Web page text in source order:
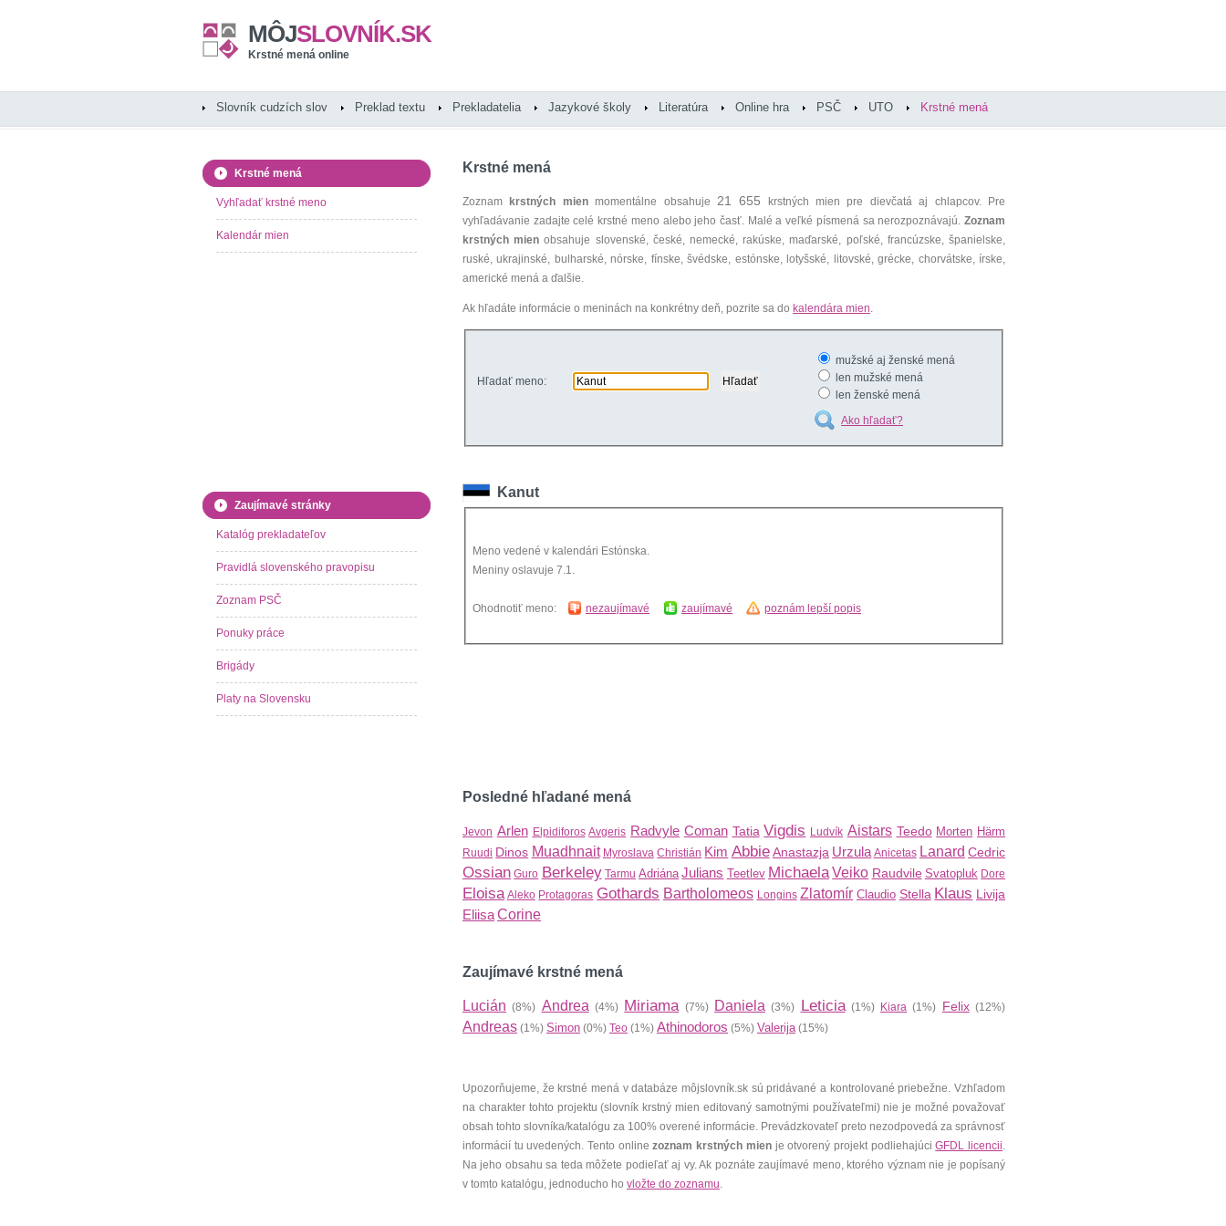
MÔJSLOVNÍK.SK
Krstné mená online
Slovník cudzích slov Preklad textu Prekladatelia Jazykové školy Literatúra Online hra PSČ UTO Krstné mená
Krstné mená
Zoznam krstných mienmomentálne obsahuje 21 655 krstných mien pre dievčatá aj chlapcov. Pre
vyhľadávanie zadajte celé krstné meno alebo jeho časť. Malé a veľké písmená sa nerozpoznávajú. Zoznam
krstných mien obsahuje slovenské, české, nemecké, rakúske, maďarské, poľské, francúzske, španielske,
ruské, ukrajinské, bulharské, nórske, fínske, švédske, estónske, lotyšské, litovské, grécke, chorvátske, írske,
americké mená a ďalšie.
Ak hľadáte informácie o meninách na konkrétny deň, pozrite sa do kalendára mien.
Hľadať meno:
mužské aj ženské mená
len mužské mená
len ženské mená
Ako hľadať?
Kanut
Meno vedené v kalendári Estónska.
Meniny oslavuje 7.1.
Ohodnotiť meno: nezaujímavé zaujímavé poznám lepší popis
Posledné hľadané mená
Jevon Arlen Elpidiforos Avgeris Radvyle Coman Tatia Vigdis Ludvík Aistars Teedo Morten Härm
Ruudi Dinos Muadhnait Myroslava Christián Kim Abbie Anastazja Urzula Anicetas Lanard Cedric
Ossian Guro Berkeley Tarmu Adriána Julians Teetlev MichaelaVeiko Raudvile Svatopluk Dore
Eloisa Aleko Protagoras Gothards Bartholomeos Longins Zlatomír Claudio Stella Klaus Livija
EliisaCorine
Zaujímavé krstné mená
Lucián (8%) Andrea(4%) Miriama(7%) Daniela(3%) Leticia(1%) Kiara (1%) Felix(12%)
Andreas (1%) Simon (0%) Teo (1%) Athinodoros (5%) Valerija(15%)
Upozorňujeme, že krstné mená v databáze môjslovník.sk sú pridávané a kontrolované priebežne. Vzhľadom
na charakter tohto projektu (slovník krstný mien editovaný samotnými používateľmi) nie je možné považovať
obsah tohto slovníka/katalógu za 100% overené informácie. Prevádzkovateľ preto nezodpovedá za správnosť
informácií tu uvedených. Tento onlinezoznam krstných mienje otvorený projekt podliehajúciGFDL licencii.
Na jeho obsahu sa teda môžete podieľať aj vy. Ak poznáte zaujímavé meno, ktorého význam nie je popísaný
v tomto katalógu, jednoducho ho vložte do zoznamu.
Krstné mená
Vyhľadať krstné meno
Kalendár mien
Zaujímavé stránky
Katalóg prekladateľov
Pravidlá slovenského pravopisu
Zoznam PSČ
Ponuky práce
Brigády
Platy na Slovensku